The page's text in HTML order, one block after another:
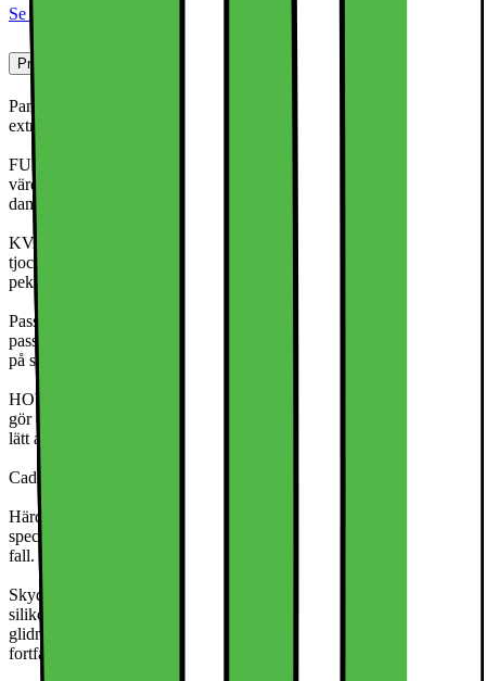
Se alla specifikationer
Produktbeskrivning
Pansarfilmen är något mindre än displayen för att inte hindra att ett
extra skydd appliceras.
FUNKTION: Skyddar skärmen mot slitage och minskar avsevärt
värdet på din mobiltelefon. Den antistatiska beläggningen avvisar
damm och smuts.
KVALITET: Anpassat material ger maximal styrka med minimal
tjocklek. Materialet har utvecklats speciellt för användning på
pekskärmar.
Passform: Tack vare laserskärning har skärmskyddet en mycket bra
passform. Tack vare de rena utskärningarna passar den tunna filmen
på skärmen som ett andra skinn och ger ett kontinuerligt skydd.
HOW-IT-WORKS: Det tvåskiktade FILMSKYDDSSYSTEMET
gör det mycket enklare att applicera film på skärmen! Bubblor kan
lätt avlägsnas mot kanterna.
Cadorabo Härdat glas Skärmskyddsglas
Härdat glas skyddar din mobiltelefons skärm. Den är tillverkad av
specialbehandlat glas för att skydda skärmen optimalt mot repor och
fall.
Skyddsfilmen av härdat glas är 0.3 mm tunn och genomskinlig, med
silikonkomponenter på den icke självhäftande sidan för bättre
glidning av fingrarna på skärmen. Skärmens färgbeständighet är
fortfarande garanterad.